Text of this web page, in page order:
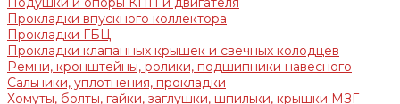
Прокладки впускного коллектора
Прокладки ГБЦ
Прокладки клапанных крышек и свечных колодцев
Ремни, кронштейны, ролики, подшипники навесного
Сальники, уплотнения, прокладки
Хомуты, болты, гайки, заглушки, шпильки, крышки МЗГ